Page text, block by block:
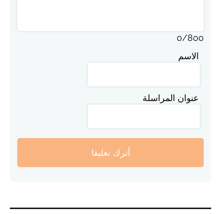
0/800
الاسم
عنوان المراسلة
أترك تعليقا